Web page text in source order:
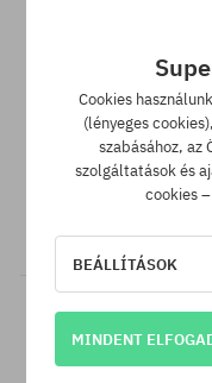
SuperClub
vásárlás után,
Cookies
(lényeges
szabásához, az
szolgáltatások és
cookies
BEÁLLÍTÁSOK
MINDENT